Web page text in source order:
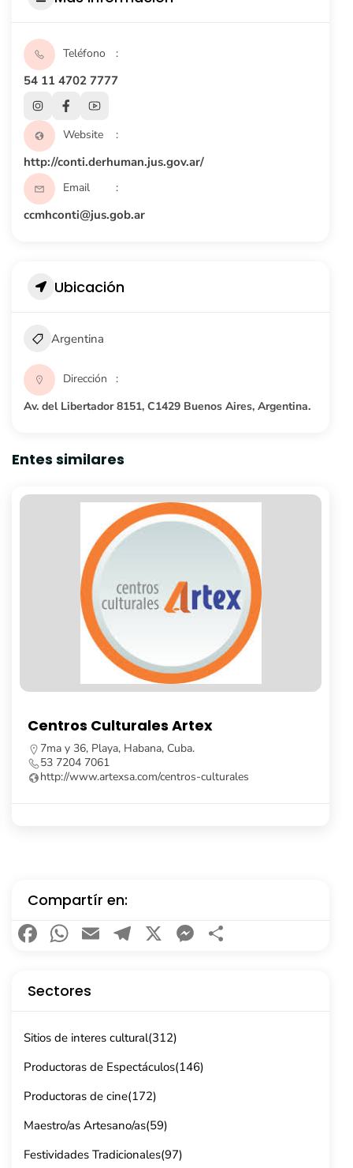
Teléfono
54 11 4702 7777
Website
http://conti.derhuman.jus.gov.ar/
Email
ccmhconti@jus.gob.ar
Ubicación
Argentina
Dirección
Av. del Libertador 8151, C1429 Buenos Aires, Argentina.
Entes similares
Librería Fayad Jamís
Calle Obispo, no. 261, e/ Cuba y Aguiar, La Habana
Vieja, Cuba.
53 7862 8091
Compartír en:
Facebook
WhatsApp
EmailTelegram
X Messenger
Sectores
Sitios de interes cultural(312)
Productoras de Espectáculos(146)
Productoras de cine(172)
Maestro/as Artesano/as(59)
Festividades Tradicionales(97)